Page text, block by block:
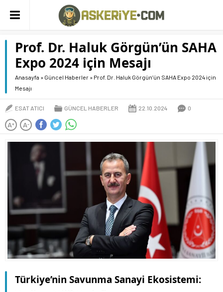
Prof. Dr. Haluk Görgün’ün SAHA
Expo 2024 için Mesajı
Anasayfa » Güncel Haberler » Prof. Dr. Haluk Görgün’ün SAHA Expo 2024 için
Mesajı
ESAT ATICI GÜNCEL HABERLER 22.10.2024 0
A+ A-
Türkiye’nin Savunma Sanayi Ekosistemi: